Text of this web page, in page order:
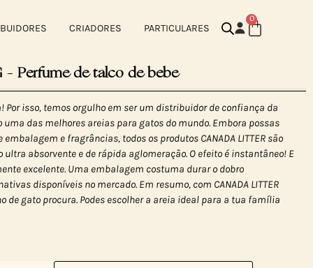
CRIADORES PARTICULARES
0
– Perfume de talco de bebe
Por isso, temos orgulho em ser um distribuidor de confiança da
uma das melhores areias para gatos do mundo. Embora possas
e fragrâncias, todos os produtos CANADA LITTER são
absorvente e de rápida aglomeração. O efeito é instantâneo! E
excelente. Uma embalagem costuma durar o dobro
disponíveis no mercado. Em resumo, com CANADA LITTER
de gato procura. Podes escolher a areia ideal para a tua família